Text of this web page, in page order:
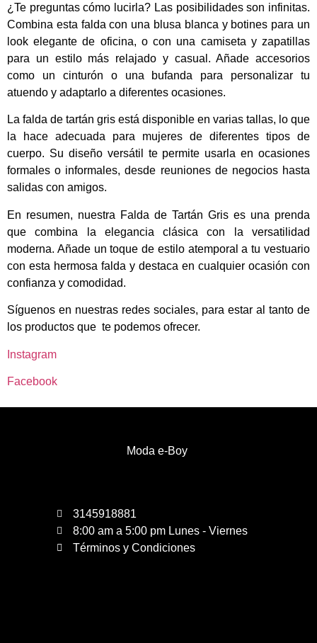
¿Te preguntas cómo lucirla? Las posibilidades son infinitas.
Combina esta falda con una blusa blanca y botines para un
look elegante de oficina, o con una camiseta y zapatillas
para un estilo más relajado y casual. Añade accesorios
como un cinturón o una bufanda para personalizar tu
atuendo y adaptarlo a diferentes ocasiones.
La falda de tartán gris está disponible en varias tallas, lo que
la hace adecuada para mujeres de diferentes tipos de
cuerpo. Su diseño versátil te permite usarla en ocasiones
formales o informales, desde reuniones de negocios hasta
salidas con amigos.
En resumen, nuestra Falda de Tartán Gris es una prenda
que combina la elegancia clásica con la versatilidad
moderna. Añade un toque de estilo atemporal a tu vestuario
con esta hermosa falda y destaca en cualquier ocasión con
confianza y comodidad.
Síguenos en nuestras redes sociales, para estar al tanto de
los productos que te podemos ofrecer.
Instagram
Facebook
Moda e-Boy
3145918881
8:00 am a 5:00 pm Lunes - Viernes
Términos y Condiciones